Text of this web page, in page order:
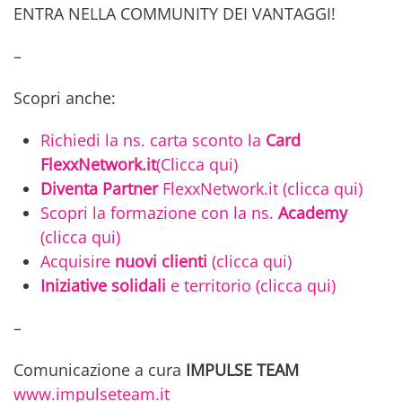
ENTRA NELLA COMMUNITY DEI VANTAGGI!
–
Scopri anche:
Richiedi la ns. carta sconto la Card
FlexxNetwork.it(Clicca qui)
Diventa Partner FlexxNetwork.it (clicca qui)
Scopri la formazione con la ns. Academy
(clicca qui)
Acquisire nuovi clienti (clicca qui)
Iniziative solidali e territorio (clicca qui)
–
Comunicazione a cura IMPULSE TEAM
www.impulseteam.it